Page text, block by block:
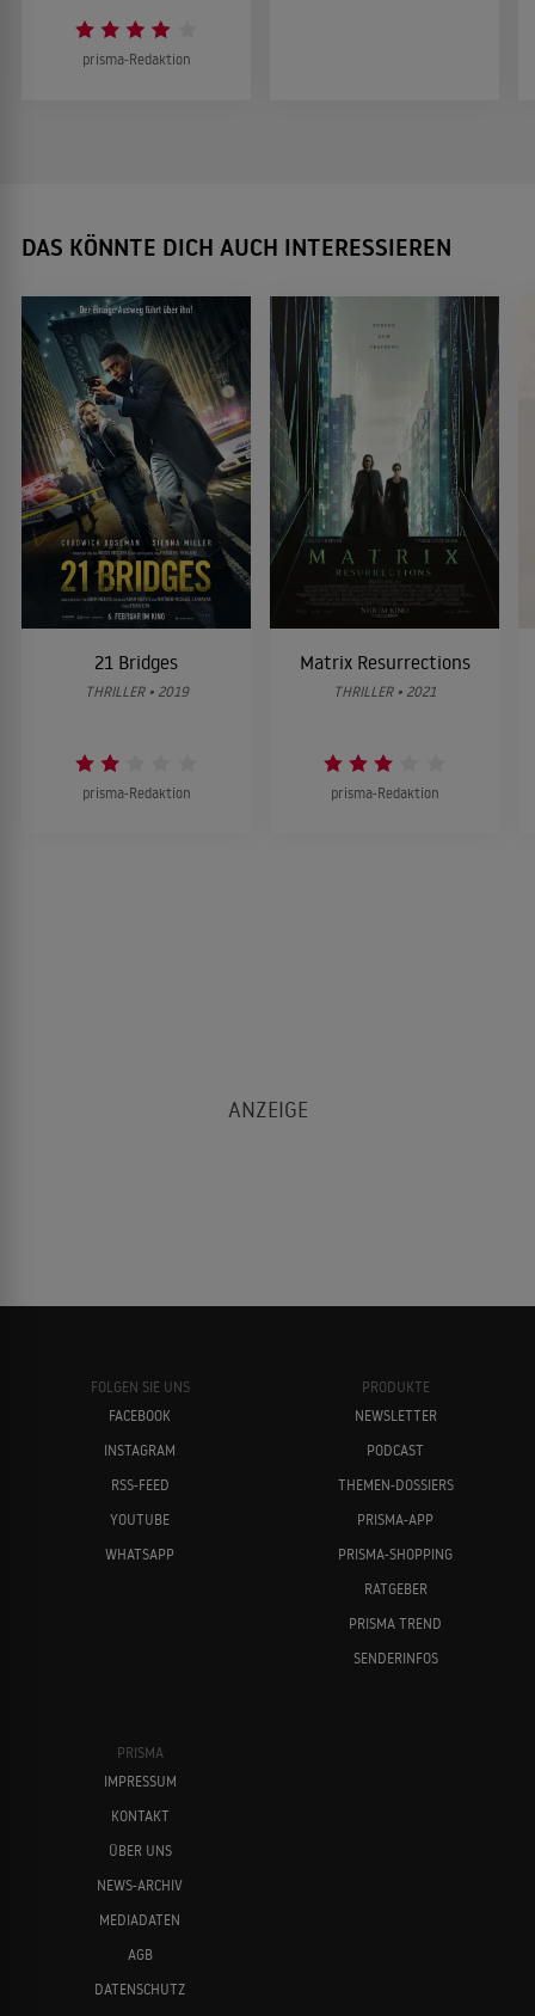
prisma-Redaktion
DAS KÖNNTE DICH AUCH INTERESSIEREN
21 Bridges
THRILLER • 2019
prisma-Redaktion
Matrix Resurrections
THRILLER • 2021
prisma-Redaktion
FOLGEN SIE UNS
FACEBOOK
INSTAGRAM
RSS-FEED
YOUTUBE
WHATSAPP
PRODUKTE
NEWSLETTER
PODCAST
THEMEN-DOSSIERS
PRISMA-APP
PRISMA-SHOPPING
RATGEBER
PRISMA TREND
SENDERINFOS
PRISMA
IMPRESSUM
KONTAKT
ÜBER UNS
NEWS-ARCHIV
MEDIADATEN
AGB
DATENSCHUTZ